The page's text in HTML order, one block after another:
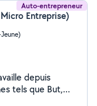
Auto-entrepreneur
Entreprise)
depuis
tels que But,